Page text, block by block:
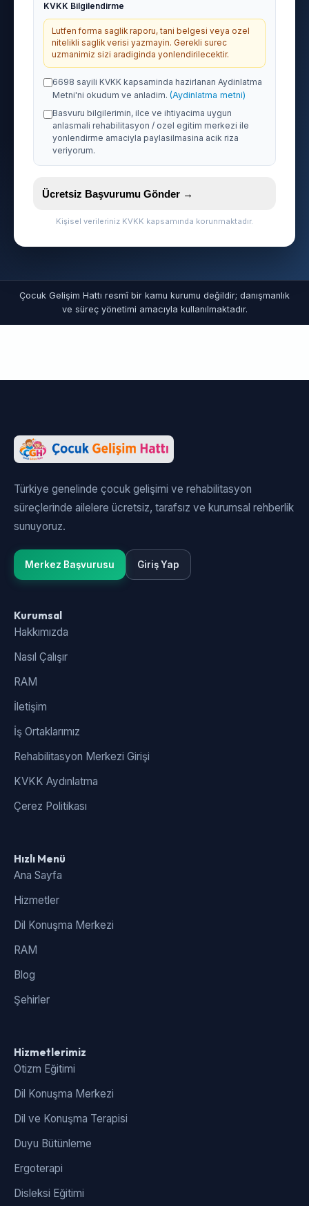
KVKK Bilgilendirme
Lutfen forma saglik raporu, tani belgesi veya ozel
nitelikli saglik verisi yazmayin. Gerekli surec
uzmanimiz sizi aradiginda yonlendirilecektir.
6698 sayili KVKK kapsaminda hazirlanan Aydinlatma
Metni'ni okudum ve anladim. (Aydinlatma metni)
Basvuru bilgilerimin, ilce ve ihtiyacima uygun
anlasmali rehabilitasyon / ozel egitim merkezi ile
yonlendirme amaciyla paylasilmasina acik riza
veriyorum.
Ücretsiz Başvurumu Gönder →
Kişisel verileriniz KVKK kapsamında korunmaktadır.
Çocuk Gelişim Hattı resmî bir kamu kurumu değildir; danışmanlık
ve süreç yönetimi amacıyla kullanılmaktadır.
Türkiye genelinde çocuk gelişimi ve rehabilitasyon
süreçlerinde ailelere ücretsiz, tarafsız ve kurumsal rehberlik
sunuyoruz.
Merkez Başvurusu Giriş Yap
Kurumsal
Hakkımızda
Nasıl Çalışır
RAM
İletişim
İş Ortaklarımız
Rehabilitasyon Merkezi Girişi
KVKK Aydınlatma
Çerez Politikası
Hızlı Menü
Ana Sayfa
Hizmetler
Dil Konuşma Merkezi
RAM
Blog
Şehirler
Hizmetlerimiz
Otizm Eğitimi
Dil Konuşma Merkezi
Dil ve Konuşma Terapisi
Duyu Bütünleme
Ergoterapi
Disleksi Eğitimi